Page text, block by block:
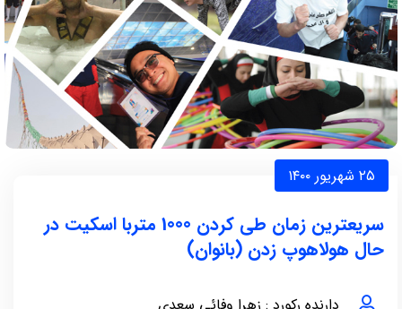
۲۵ شهریور ۱۴۰۰
سریعترین زمان طی کردن 1000 متربا اسکیت در
حال هولاهوپ زدن (بانوان)